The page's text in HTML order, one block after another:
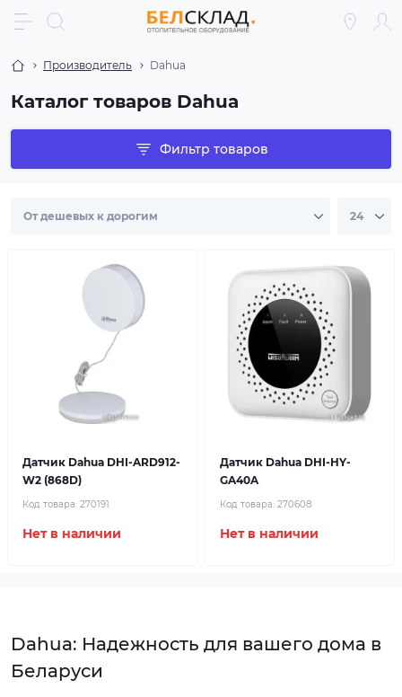
Производитель Dahua
Каталог товаров Dahua
Фильтр товаров
Датчик Dahua DHI-ARD912-
W2 (868D)
Код товара: 270191
Нет в наличии
Датчик Dahua DHI-HY-
GA40A
Код товара: 270608
Нет в наличии
Dahua: Надежность для вашего дома в
Беларуси